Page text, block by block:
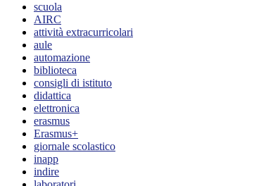
scuola
AIRC
attività extracurricolari
aule
automazione
biblioteca
consigli di istituto
didattica
elettronica
erasmus
Erasmus+
giornale scolastico
inapp
indire